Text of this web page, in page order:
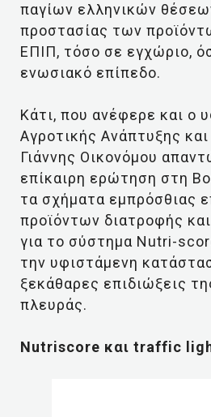
παγίων ελληνικών
προστασίας των
ΕΠΙΠ, τόσο σε εγχώριο,
ενωσιακό επίπεδο.
Κάτι, που ανέφερε και ο
Αγροτικής Ανάπτυξης
Γιάννης Οικονόμου
επίκαιρη ερώτηση στη
τα σχήματα εμπρόσθιας
προϊόντων διατροφής
για το σύστημα Nutri-
την υφιστάμενη
ξεκάθαρες επιδιώξεις
πλευράς.
Nutriscore και traffic